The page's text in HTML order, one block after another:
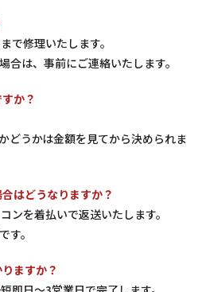
で修理いたします。
合は、事前にご連絡いたします。
か？
どうかは金額を見てから決められま
はどうなりますか？
ンを着払いで返送いたします。
す。
ますか？